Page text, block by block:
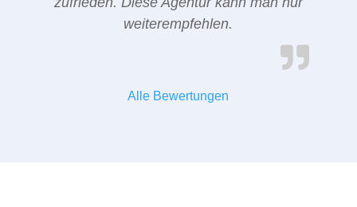
weiterempfehlen.
Alle Bewertungen